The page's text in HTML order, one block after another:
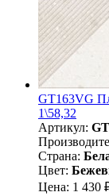
GT163VG
1\58,32
Артикул:
Страна:
Цвет:
Цена: 1 430